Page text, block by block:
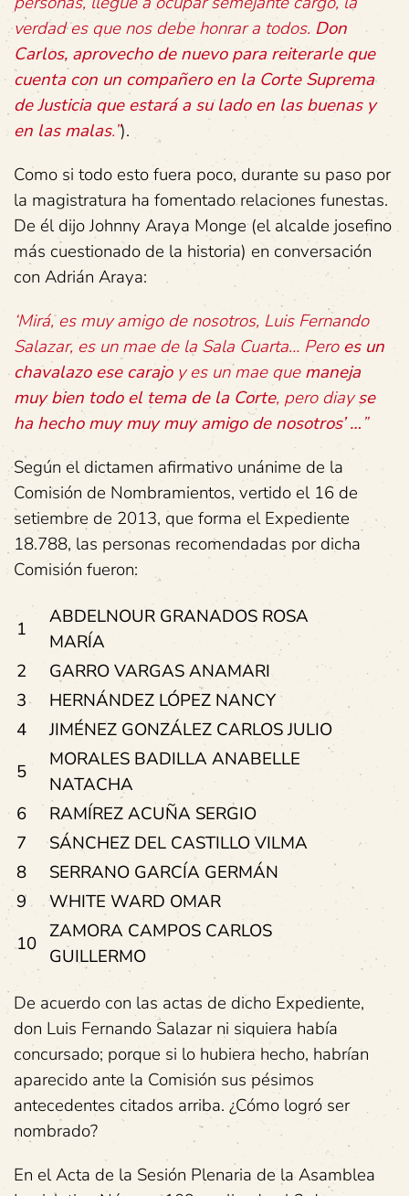
verdad es que nos debe honrar a todos. Don
Carlos, aprovecho de nuevo para reiterarle que
cuenta con un compañero en la Corte Suprema
de Justicia que estará a su lado en las buenas y
en las malas.”).
Como si todo esto fuera poco, durante su paso por
la magistratura ha fomentado relaciones funestas.
De él dijo Johnny Araya Monge (el alcalde josefino
más cuestionado de la historia) en conversación
con Adrián Araya:
‘Mirá, es muy amigo de nosotros, Luis Fernando
Salazar, es un mae de la Sala Cuarta… Peroes un
chavalazo ese carajoy es un mae quemaneja
muy bien todo el tema de la Corte, pero diayse
ha hecho muy muy muy amigo de nosotros’ …”
Según el dictamen afirmativo unánime de la
Comisión de Nombramientos, vertido el 16 de
setiembre de 2013, que forma el Expediente
18.788, las personas recomendadas por dicha
Comisión fueron:
1
ABDELNOUR GRANADOS ROSA
MARÍA
2
GARRO VARGAS ANAMARI
3
HERNÁNDEZ LÓPEZ NANCY
4
JIMÉNEZ GONZÁLEZ CARLOS JULIO
5
MORALES BADILLA ANABELLE
NATACHA
6
RAMÍREZ ACUÑA SERGIO
7
SÁNCHEZ DEL CASTILLO VILMA
8
SERRANO GARCÍA GERMÁN
9
WHITE WARD OMAR
10
ZAMORA CAMPOS CARLOS
GUILLERMO
De acuerdo con las actas de dicho Expediente,
don Luis Fernando Salazar ni siquiera había
concursado; porque si lo hubiera hecho, habrían
aparecido ante la Comisión sus pésimos
antecedentes citados arriba. ¿Cómo logró ser
nombrado?
En el Acta de la Sesión Plenaria de la Asamblea